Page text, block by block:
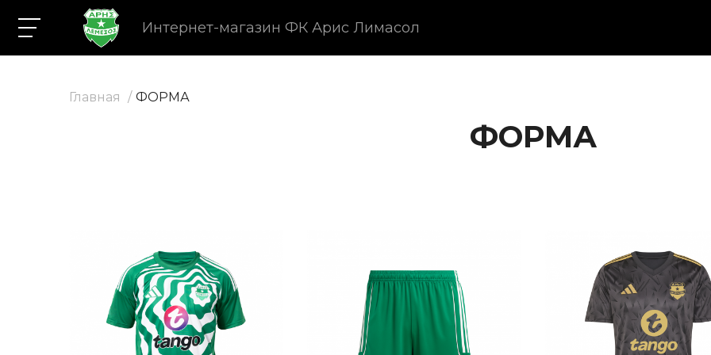
Интернет-магазин ФК Арис Лимасол
Главная ФОРМА
ФОРМА